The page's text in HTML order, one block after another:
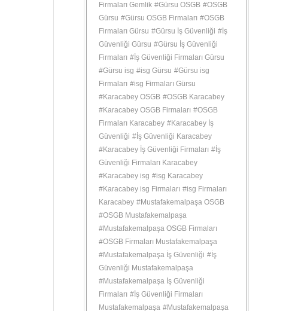
Firmaları Gemlik #Gürsu OSGB #OSGB
Gürsu #Gürsu OSGB Firmaları #OSGB
Firmaları Gürsu #Gürsu İş Güvenliği # İş
Güvenliği Gürsu #Gürsu İş Güvenliği
Firmaları # İş Güvenliği Firmaları Gürsu
#Gürsu isg #isg Gürsu #Gürsu isg
Firmaları #isg Firmaları Gürsu
#Karacabey OSGB #OSGB Karacabey
#Karacabey OSGB Firmaları #OSGB
Firmaları Karacabey #Karacabey İş
Güvenliği # İş Güvenliği Karacabey
#Karacabey İş Güvenliği Firmaları # İş
Güvenliği Firmaları Karacabey
#Karacabey isg #isg Karacabey
#Karacabey isg Firmaları #isg Firmaları
Karacabey #Mustafakemalpaşa OSGB
#OSGB Mustafakemalpaşa
#Mustafakemalpaşa OSGB Firmaları
#OSGB Firmaları Mustafakemalpaşa
#Mustafakemalpaşa İş Güvenliği # İş
Güvenliği Mustafakemalpaşa
#Mustafakemalpaşa İş Güvenliği
Firmaları # İş Güvenliği Firmaları
Mustafakemalpaşa #Mustafakemalpaşa